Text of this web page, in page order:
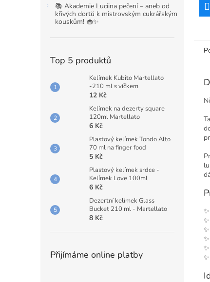
📚 Akademie Luciina pečení – aneb od
křivých dortů k mistrovským cukrářským
kouskům! 🧁✨
Top 5 produktů
Kelímek Kubito Martellato
-210 ml s víčkem
12 Kč
Kelímek na dezerty square
120ml Martellato
6 Kč
Plastový kelímek Tondo Alto
70 ml na finger food
5 Kč
Plastový kelímek srdce -
Kelímek Love 100ml
6 Kč
Dezertní kelímek Glass
Bucket 210 ml - Martellato
8 Kč
Přijímáme online platby